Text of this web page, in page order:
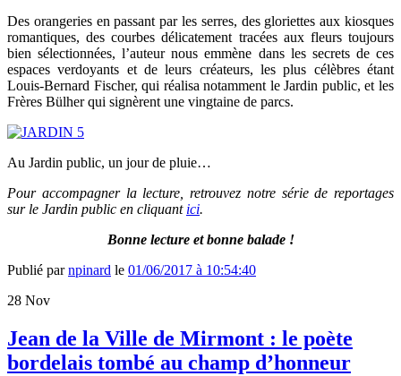
Des orangeries en passant par les serres, des gloriettes aux kiosques
romantiques, des courbes délicatement tracées aux fleurs toujours
bien sélectionnées, l’auteur nous emmène dans les secrets de ces
espaces verdoyants et de leurs créateurs, les plus célèbres étant
Louis-Bernard Fischer, qui réalisa notamment le Jardin public, et les
Frères Bülher qui signèrent une vingtaine de parcs.
Au Jardin public, un jour de pluie…
Pour accompagner la lecture, retrouvez notre série de reportages
sur le Jardin public en cliquant ici.
Bonne lecture et bonne balade !
Publié parnpinard le 01/06/2017 à 10:54:40
28 Nov
Jean de la Ville de Mirmont : le poète
bordelais tombé au champ d’honneur